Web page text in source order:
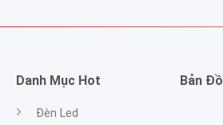
Danh Mục Hot
Đèn Led
Bản Đồ